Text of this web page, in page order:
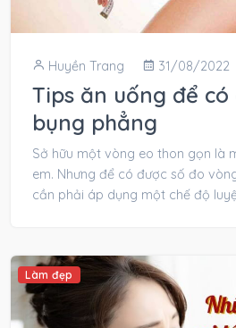
Huyền Trang 31/08/2022
Tips ăn uống để
bụng phẳng
Sở hữu một vòng eo thon gọn là
em. Nhưng để có được số đo
cần phải áp dụng một chế độ
Làm đẹp